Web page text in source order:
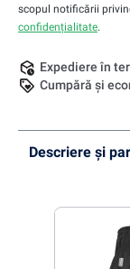
scopul notificării
confidențialitate.
Expediere în
Cumpără și
Descriere și